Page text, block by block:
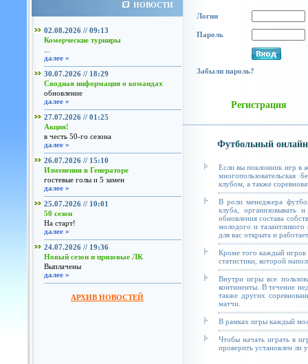
НОВОСТИ
02.08.2026 // 09:13
Комерческие турниры
далее »
30.07.2026 // 18:29
Сводная информация о командах
обновление
далее »
27.07.2026 // 01:25
Акция!
в честь 50-го сезона
далее »
26.07.2026 // 15:10
Изменения в Генераторе
гостевые голы и 5 замен
далее »
25.07.2026 // 10:01
50 сезон
На старт!
далее »
24.07.2026 // 19:36
Новый сезон и призовые ЛК
Выплачены
далее »
АРХИВ НОВОСТЕЙ
Логин
Пароль
Забыли пароль?
Регистрация
Футбольный
Если вы поклонник игр в
клубом, а также
В роли менеджера
клуба, организовывать
обновления состава
молодого и талантливого
для вас открыта и
Кроме того каждый игрок
статистики, которой
Внутри игры все
континенты. В течение
также других
матчи.
В рамках игры каждый
Чтобы начать играть в
проверить установлен ли